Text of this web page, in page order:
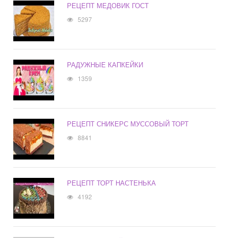
РЕЦЕПТ МЕДОВИК ГОСТ
5297
РАДУЖНЫЕ КАПКЕЙКИ
1359
РЕЦЕПТ СНИКЕРС МУССОВЫЙ ТОРТ
8841
РЕЦЕПТ ТОРТ НАСТЕНЬКА
4192